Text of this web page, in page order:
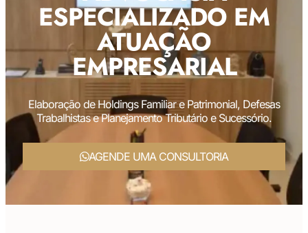
ESPECIALIZADO EM
ATUAÇÃO
EMPRESARIAL
Elaboração de Holdings Familiar e Patrimonial, Defesas
Trabalhistas e Planejamento Tributário e Sucessório.
AGENDE UMA CONSULTORIA